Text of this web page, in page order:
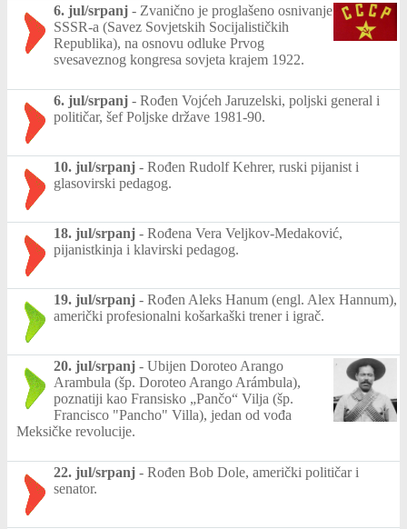
6. jul/srpanj - Zvanično je proglašeno osnivanje
SSSR-a (Savez Sovjetskih Socijalističkih
Republika), na osnovu odluke Prvog
svesaveznog kongresa sovjeta krajem 1922.
6. jul/srpanj - Rođen Vojćeh Jaruzelski, poljski general i
političar, šef Poljske države 1981-90.
10. jul/srpanj - Rođen Rudolf Kehrer, ruski pijanist i
glasovirski pedagog.
18. jul/srpanj - Rođena Vera Veljkov-Medaković,
pijanistkinja i klavirski pedagog.
19. jul/srpanj - Rođen Aleks Hanum (engl. Alex Hannum),
američki profesionalni košarkaški trener i igrač.
20. jul/srpanj - Ubijen Doroteo Arango
Arambula (šp. Doroteo Arango Arámbula),
poznatiji kao Fransisko „Pančo“ Vilja (šp.
Francisco "Pancho" Villa), jedan od vođa
Meksičke revolucije.
22. jul/srpanj - Rođen Bob Dole, američki političar i
senator.